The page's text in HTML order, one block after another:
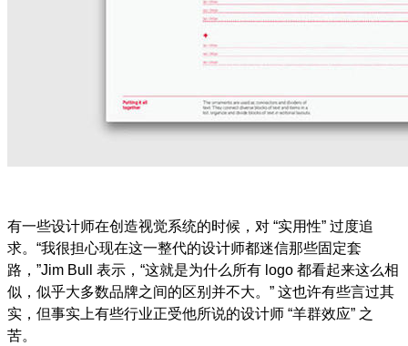
有一些设计师在创造视觉系统的时候，对 “实用性” 过度追
求。 “我很担心现在这一整代的设计师都迷信那些固定套
路， ”Jim Bull 表示， “这就是为什么所有 logo 都看起来这么相
似，似乎大多数品牌之间的区别并不大。 ” 这也许有些言过其
实，但事实上有些行业正受他所说的设计师 “羊群效应” 之
苦。